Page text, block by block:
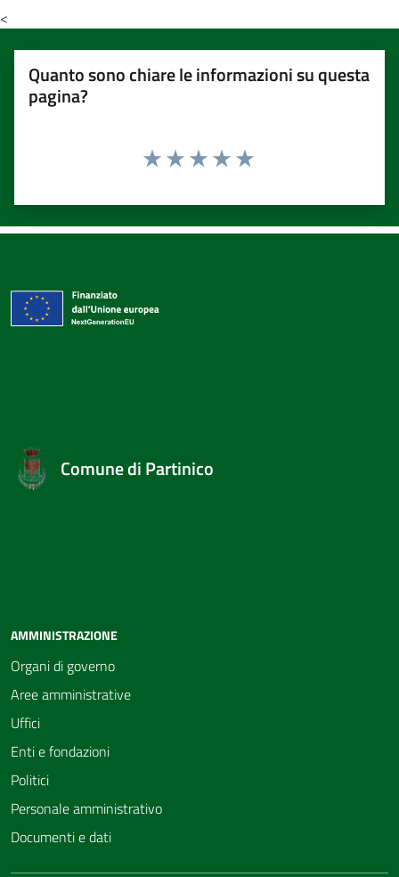
<
Quanto sono chiare le informazioni su questa
pagina?
Comune di Partinico
AMMINISTRAZIONE
Organi di governo
Aree amministrative
Uffici
Enti e fondazioni
Politici
Personale amministrativo
Documenti e dati